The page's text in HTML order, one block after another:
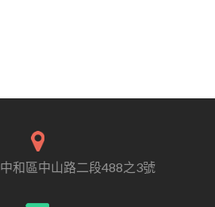
和區中山路二段488之3號